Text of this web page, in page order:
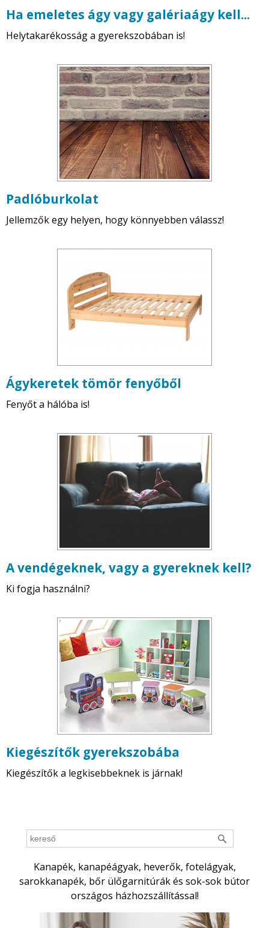
Ha emeletes ágy vagy galériaágy kell...
Helytakarékosság a gyerekszobában is!
Padlóburkolat
Jellemzők egy helyen, hogy könnyebben válassz!
Ágykeretek tömör fenyőből
Fenyőt a hálóba is!
A vendégeknek, vagy a gyereknek kell?
Ki fogja használni?
Kiegészítők gyerekszobába
Kiegészítők a legkisebbeknek is járnak!
Kanapék, kanapéágyak, heverők, fotelágyak,
sarokkanapék, bőr ülőgarnitúrák és sok-sok bútor
országos házhozszállítással!